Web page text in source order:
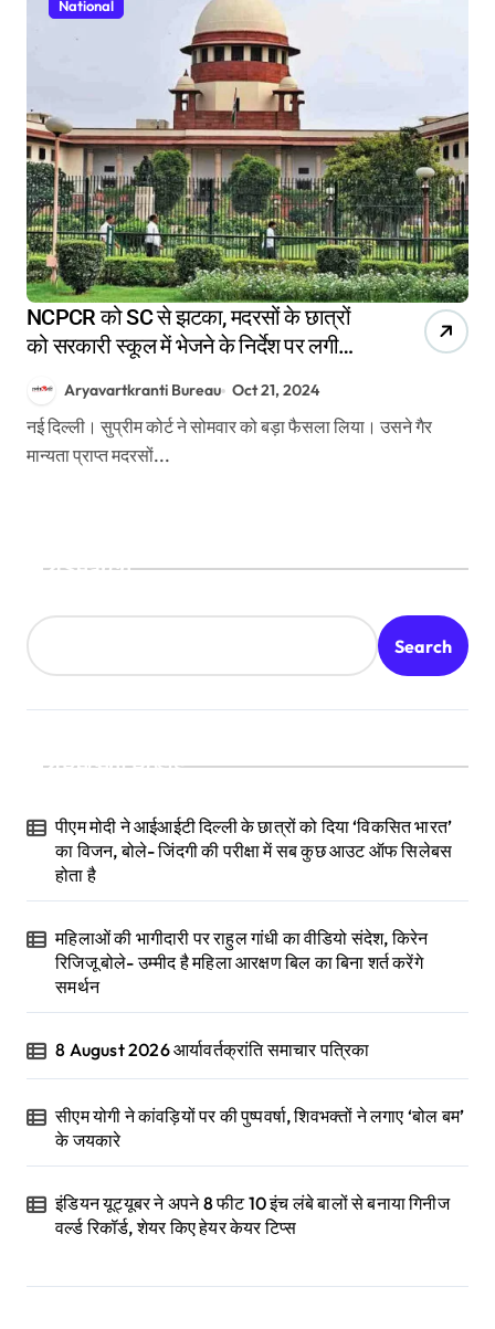
National
NCPCR को SC से झटका, मदरसों के छात्रों
को सरकारी स्कूल में भेजने के निर्देश पर लगी
Aryavartkranti Bureau Oct 21, 2024
नई दिल्ली। सुप्रीम कोर्ट ने सोमवार को बड़ा फैसला लिया। उसने गैर
मान्यता प्राप्त मदरसों...
Search
Search
Recent Posts
पीएम मोदी ने आईआईटी दिल्ली के छात्रों को दिया ‘विकसित भारत’
का विजन, बोले- जिंदगी की परीक्षा में सब कुछ आउट ऑफ सिलेबस
होता है
महिलाओं की भागीदारी पर राहुल गांधी का वीडियो संदेश, किरेन
रिजिजू बोले- उम्मीद है महिला आरक्षण बिल का बिना शर्त करेंगे
समर्थन
8 August 2026 आर्यावर्तक्रांति समाचार पत्रिका
सीएम योगी ने कांवड़ियों पर की पुष्पवर्षा, शिवभक्तों ने लगाए ‘बोल बम’
के जयकारे
इंडियन यूट्यूबर ने अपने 8 फीट 10 इंच लंबे बालों से बनाया गिनीज
वर्ल्ड रिकॉर्ड, शेयर किए हेयर केयर टिप्स